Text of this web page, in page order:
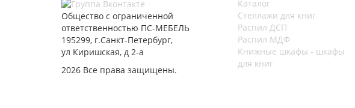
Общество с ограниченной
ответственностью ПС-МЕБЕЛЬ
195299, г.Санкт-Петербург,
ул Киришская, д 2-а
2026 Все права защищены.
Каталог
Стеллажи для книг
Распил ДСП
Распил МДФ
Книжные шкафы - шкафы
для книг